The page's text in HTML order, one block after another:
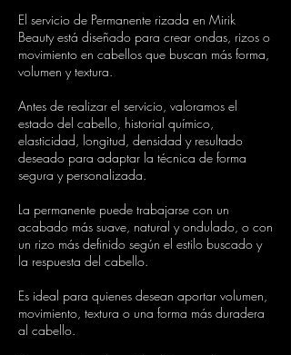
El servicio de Permanente rizada en Mirik
Beauty está diseñado para crear ondas, rizos o
movimiento en cabellos que buscan más forma,
volumen y textura.
Antes de realizar el servicio, valoramos el
estado del cabello, historial químico,
elasticidad, longitud, densidad y resultado
deseado para adaptar la técnica de forma
segura y personalizada.
La permanente puede trabajarse con un
acabado más suave, natural y ondulado, o con
un rizo más definido según el estilo buscado y
la respuesta del cabello.
Es ideal para quienes desean aportar volumen,
movimiento, textura o una forma más duradera
al cabello.